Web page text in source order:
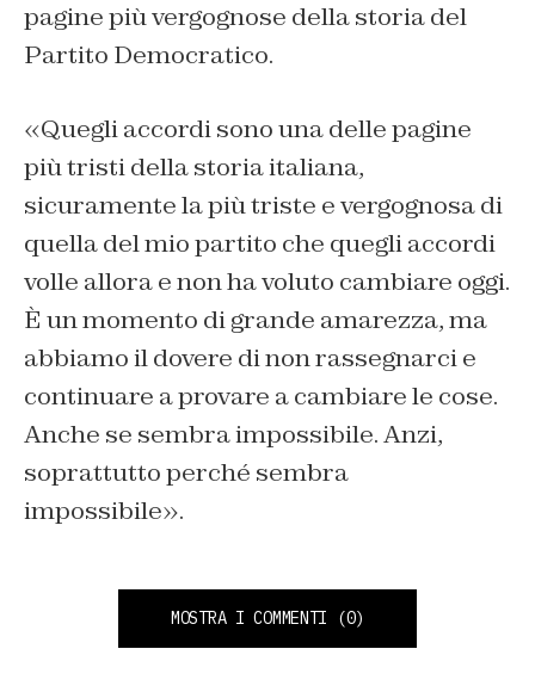
pagine più vergognose della storia del
Partito Democratico.
«Quegli accordi sono una delle pagine
più tristi della storia italiana,
sicuramente la più triste e vergognosa di
quella del mio partito che quegli accordi
volle allora e non ha voluto cambiare oggi.
È un momento di grande amarezza, ma
abbiamo il dovere di non rassegnarci e
continuare a provare a cambiare le cose.
Anche se sembra impossibile. Anzi,
soprattutto perché sembra
impossibile».
MOSTRA I COMMENTI (0)